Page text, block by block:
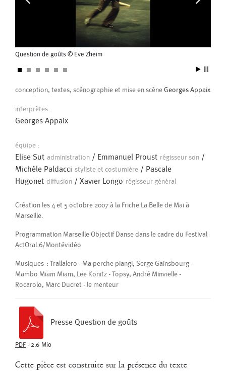
Muriel Corbel
Pascal Gobin
Pascale Cherblanc Pascale Luce
Pascale Paoli
Romain Bertet
Sabine Macher
Séverine Bauvais
Valérie Brau-Antony
Question de goûts © Eve Zheim
conception, textes, scénographie et mise en scène Georges Appaix
interprètes :
Georges Appaix
équipe :
Elise Sut administration / Emmanuel Proust régisseur son /
Michèle Paldacci styliste et costumière / Pascale
Hugonet diffusion / Xavier Longo régisseur général
Création les 4 et 5 octobre 2007 à la Friche La Belle de Mai à
Marseille.
Programmation Marseille Objectif Danse dans le cadre du Festival
ActOral.6/Montévidéo
Musiques : Trallalero - Ma perche piangi, Serge Gainsbourg -
Mambo Miam Miam, Lee Konitz - Topsy, André Minvielle -
Rocarolo, Marc Ducret - le menteur
Presse Question de goûts
PDF - 2.6 Mio
Cette pièce est construite sur la présence du texte
commande du Ballet d’Europe dirigé par Jean-Charles Gil
Si, par hasard, en chemin, tu rencontres un nid
d’oiseau…
Paroles, au Théâtre Athénor de St-Nazaire (production Corps à
sons)
Pentatonique
Jean-Paul Bourel
Création au Théâtre Garonne
Durée : environ 40 mn